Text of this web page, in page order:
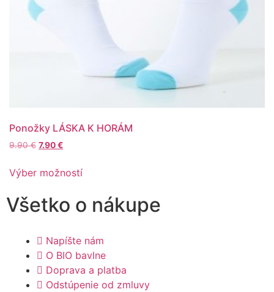
Ponožky LÁSKA K HORÁM
9.90€ 7.90€
Výber možností
Všetko o nákupe
Napíšte nám
O BIO bavlne
Doprava a platba
Odstúpenie od zmluvy